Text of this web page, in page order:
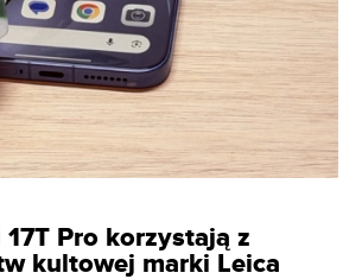
Pro korzystają z
kultowej marki Leica